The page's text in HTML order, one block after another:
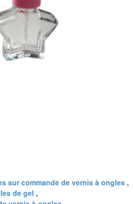
sur commande de vernis à ongles ,
de gel ,